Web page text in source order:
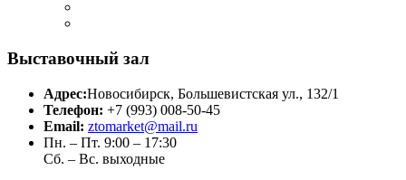
Выставочный зал
Адрес:Новосибирск, Большевистская ул., 132/1
Телефон: +7 (993) 008-50-45
Email: ztomarket@mail.ru
Пн. – Пт. 9:00 – 17:30
Сб. – Вс. выходные